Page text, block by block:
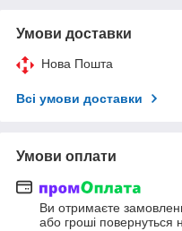
Умови доставки
Нова Пошта
Всі умови доставки
Умови оплати
Ви отримаєте
або гроші повернуться